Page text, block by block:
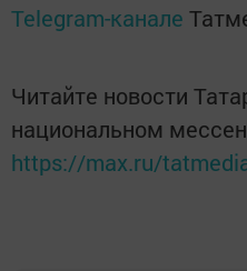
Telegram-канале
Читайте новости
национальном
https://max.ru/